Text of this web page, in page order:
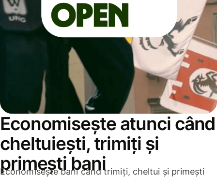
Economisește atunci când
cheltuiești, trimiți și
primești bani
Economisește bani când trimiți, cheltui și primești